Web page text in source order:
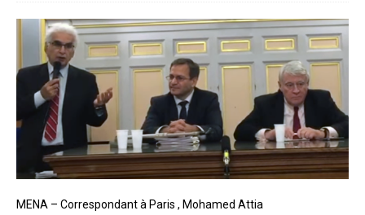
MENA – Correspondant à Paris , Mohamed Attia